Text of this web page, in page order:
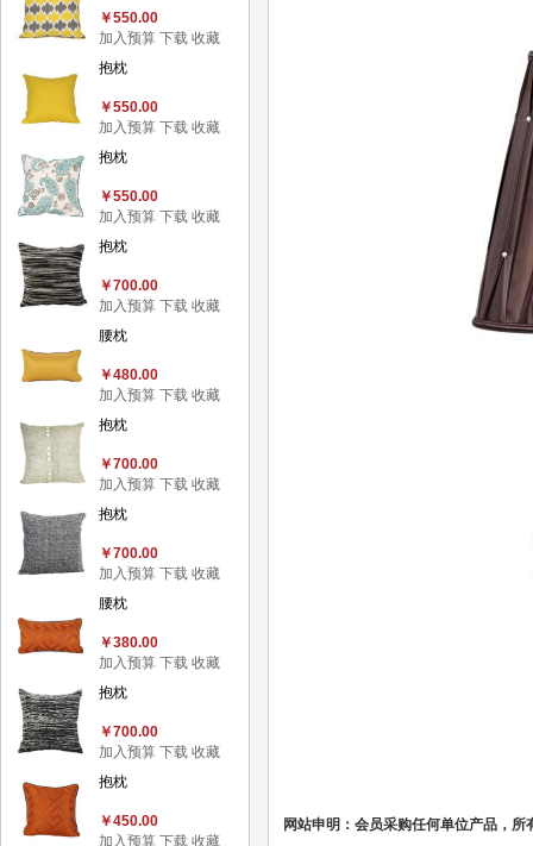
￥550.00
加入预算 下载 收藏
抱枕
￥550.00
加入预算 下载 收藏
抱枕
￥550.00
加入预算 下载 收藏
抱枕
￥700.00
加入预算 下载 收藏
腰枕
￥480.00
加入预算 下载 收藏
抱枕
￥700.00
加入预算 下载 收藏
抱枕
￥700.00
加入预算 下载 收藏
腰枕
￥380.00
加入预算 下载 收藏
抱枕
￥700.00
加入预算 下载 收藏
抱枕
￥450.00
加入预算 下载 收藏
网站申明：会员采购任何单位产品，